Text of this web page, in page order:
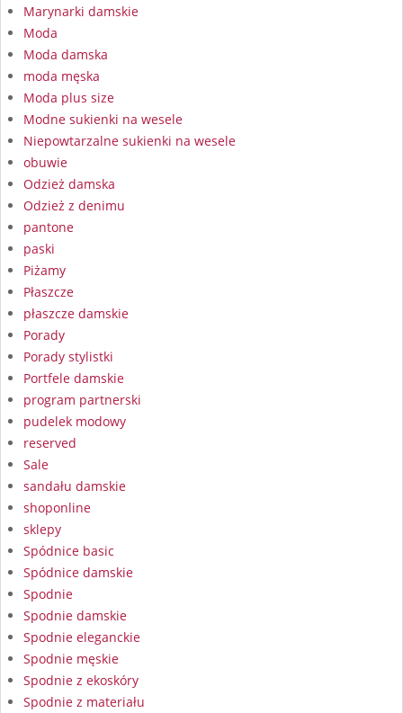
Marynarki damskie
Moda
Moda damska
moda męska
Moda plus size
Modne sukienki na wesele
Niepowtarzalne sukienki na wesele
obuwie
Odzież damska
Odzież z denimu
pantone
paski
Piżamy
Płaszcze
płaszcze damskie
Porady
Porady stylistki
Portfele damskie
program partnerski
pudelek modowy
reserved
Sale
sandału damskie
shoponline
sklepy
Spódnice basic
Spódnice damskie
Spodnie
Spodnie damskie
Spodnie eleganckie
Spodnie męskie
Spodnie z ekoskóry
Spodnie z materiału